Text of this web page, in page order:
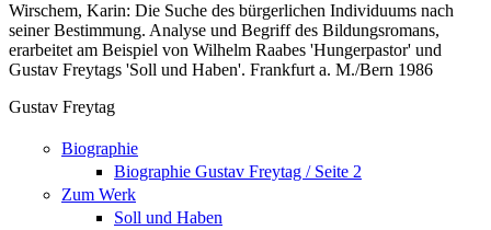
Wirschem, Karin: Die Suche des bürgerlichen Individuums nach
seiner Bestimmung. Analyse und Begriff des Bildungsromans,
erarbeitet am Beispiel von Wilhelm Raabes 'Hungerpastor' und
Gustav Freytags 'Soll und Haben'. Frankfurt a. M./Bern 1986
Gustav Freytag
Biographie
Biographie Gustav Freytag / Seite 2
Zum Werk
Soll und Haben